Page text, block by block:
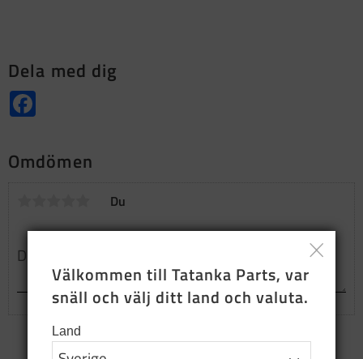
Dela med dig
Omdömen
Du
Välkommen till Tatanka Parts, var
snäll och välj ditt land och valuta.
Land